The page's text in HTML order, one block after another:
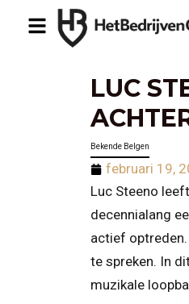
LUC
Bekende Belgen
februari 19,
Luc Steeno
decennialang
actief
te spreken. In
muzikale